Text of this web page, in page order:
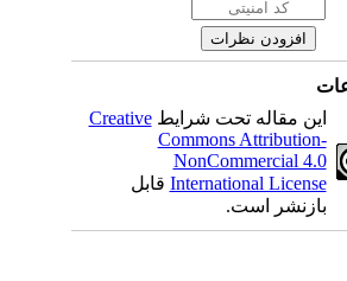
این مقاله تحت شرایطCreative
Commons Attribution-
NonCommercial 4.0
International Licenseقابل
بازنشر است.